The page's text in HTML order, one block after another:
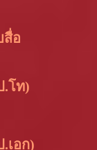
สื่อ
.โท)
เอก)